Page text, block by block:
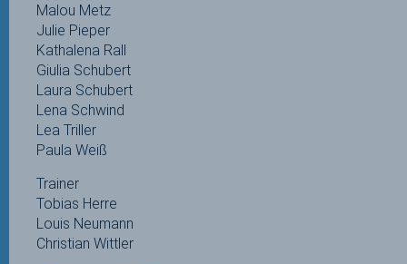
Malou Metz
Julie Pieper
Kathalena Rall
Giulia Schubert
Laura Schubert
Lena Schwind
Lea Triller
Paula Weiß
Trainer
Tobias Herre
Louis Neumann
Christian Wittler